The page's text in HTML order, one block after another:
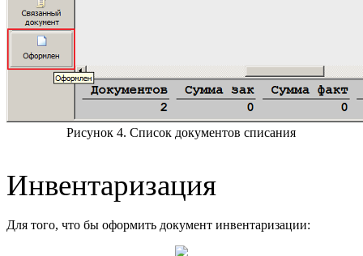
Рисунок 4. Список документов списания
Инвентаризация
Для того, что бы оформить документ инвентаризации: